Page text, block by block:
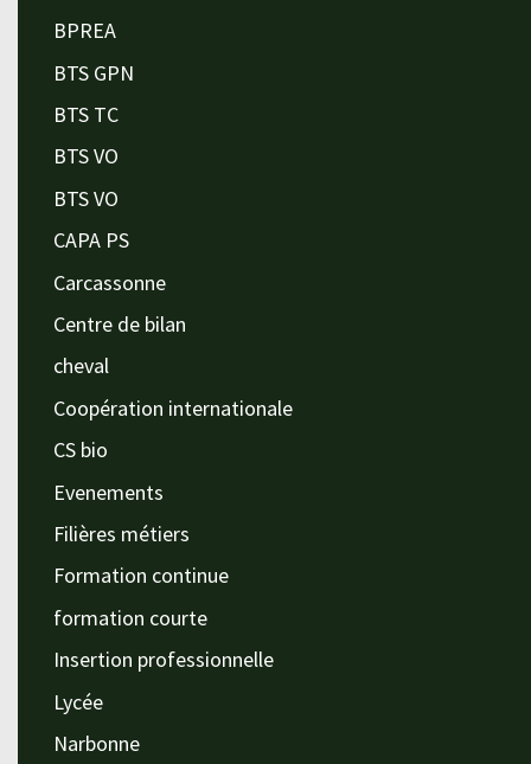
BPREA
BTS GPN
BTS TC
BTS VO
BTS VO
CAPA PS
Carcassonne
Centre de bilan
cheval
Coopération internationale
CS bio
Evenements
Filières métiers
Formation continue
formation courte
Insertion professionnelle
Lycée
Narbonne